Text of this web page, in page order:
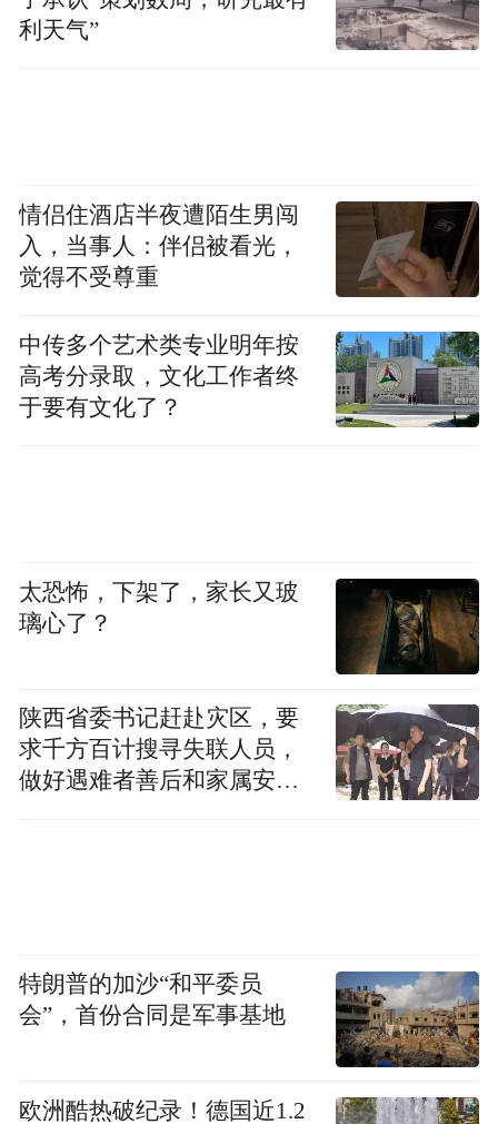
利天气”
情侣住酒店半夜遭陌生男闯
入，当事人：伴侣被看光，
觉得不受尊重
中传多个艺术类专业明年按
高考分录取，文化工作者终
于要有文化了？
太恐怖，下架了，家长又玻
璃心了？
陕西省委书记赶赴灾区，要
求千方百计搜寻失联人员，
做好遇难者善后和家属安抚
特朗普的加沙“和平委员
会”，首份合同是军事基地
欧洲酷热破纪录！德国近1.2